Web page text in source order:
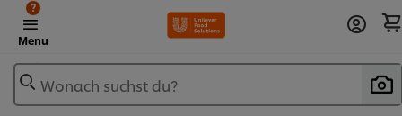
Menu
?
Wonach suchst du?